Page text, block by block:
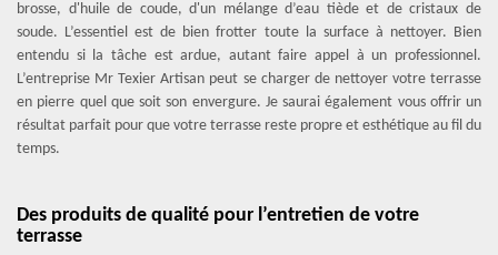
brosse, d'huile de coude, d'un mélange d’eau tiède et de cristaux de
soude. L’essentiel est de bien frotter toute la surface à nettoyer. Bien
entendu si la tâche est ardue, autant faire appel à un professionnel.
L’entreprise Mr Texier Artisan peut se charger de nettoyer votre terrasse
en pierre quel que soit son envergure. Je saurai également vous offrir un
résultat parfait pour que votre terrasse reste propre et esthétique au fil du
temps.
Des produits de qualité pour l’entretien de votre
terrasse